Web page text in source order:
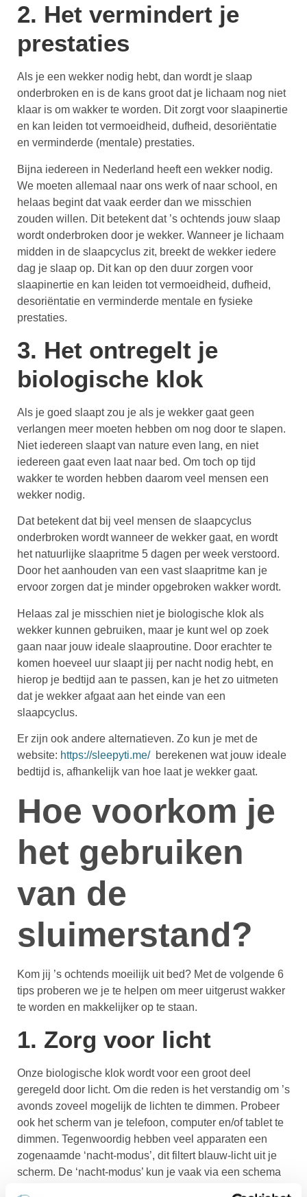
2. Het vermindert je
prestaties
Als je een wekker nodig hebt, dan wordt je slaap
onderbroken en is de kans groot dat je lichaam nog niet
klaar is om wakker te worden. Dit zorgt voor slaapinertie
en kan leiden tot vermoeidheid, dufheid, desoriëntatie
en verminderde (mentale) prestaties.
Bijna iedereen in Nederland heeft een wekker nodig.
We moeten allemaal naar ons werk of naar school, en
helaas begint dat vaak eerder dan we misschien
zouden willen. Dit betekent dat ’s ochtends jouw slaap
wordt onderbroken door je wekker. Wanneer je lichaam
midden in de slaapcyclus zit, breekt de wekker iedere
dag je slaap op. Dit kan op den duur zorgen voor
slaapinertie en kan leiden tot vermoeidheid, dufheid,
desoriëntatie en verminderde mentale en fysieke
prestaties.
3. Het ontregelt je
biologische klok
Als je goed slaapt zou je als je wekker gaat geen
verlangen meer moeten hebben om nog door te slapen.
Niet iedereen slaapt van nature even lang, en niet
iedereen gaat even laat naar bed. Om toch op tijd
wakker te worden hebben daarom veel mensen een
wekker nodig.
Dat betekent dat bij veel mensen de slaapcyclus
onderbroken wordt wanneer de wekker gaat, en wordt
het natuurlijke slaapritme 5 dagen per week verstoord.
Door het aanhouden van een vast slaapritme kan je
ervoor zorgen dat je minder opgebroken wakker wordt.
Helaas zal je misschien niet je biologische klok als
wekker kunnen gebruiken, maar je kunt wel op zoek
gaan naar jouw ideale slaaproutine. Door erachter te
komen hoeveel uur slaapt jij per nacht nodig hebt, en
hierop je bedtijd aan te passen, kan je het zo uitmeten
dat je wekker afgaat aan het einde van een
slaapcyclus.
Er zijn ook andere alternatieven. Zo kun je met de
website: https://sleepyti.me/ berekenen wat jouw ideale
bedtijd is, afhankelijk van hoe laat je wekker gaat.
Hoe voorkom je
het gebruiken
van de
sluimerstand?
Kom jij ’s ochtends moeilijk uit bed? Met de volgende 6
tips proberen we je te helpen om meer uitgerust wakker
te worden en makkelijker op te staan.
1. Zorg voor licht
Onze biologische klok wordt voor een groot deel
geregeld door licht. Om die reden is het verstandig om ’s
avonds zoveel mogelijk de lichten te dimmen. Probeer
ook het scherm van je telefoon, computer en/of tablet te
dimmen. Tegenwoordig hebben veel apparaten een
zogenaamde ‘nacht-modus’, dit filtert blauw-licht uit je
scherm. De ‘nacht-modus’ kun je vaak via een schema